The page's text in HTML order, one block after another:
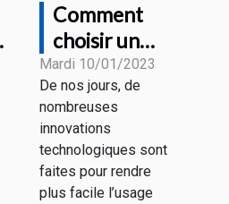
Comment
choisir un
support
tablette
design ?
Mardi 10/01/2023
De nos jours, de
nombreuses
innovations
technologiques sont
faites pour rendre
plus facile l’usage